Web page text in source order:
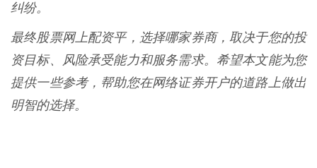
纠纷。
最终股票网上配资平，选择哪家券商，取决于您的投
资目标、风险承受能力和服务需求。希望本文能为您
提供一些参考，帮助您在网络证券开户的道路上做出
明智的选择。